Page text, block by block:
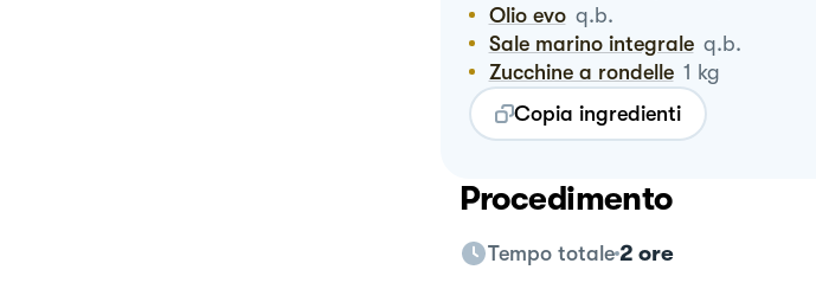
Olio evo q.b.
Sale marino integrale q.b.
Zucchine a rondelle 1 kg
Copia ingredienti
Procedimento
Tempo totale 2 ore